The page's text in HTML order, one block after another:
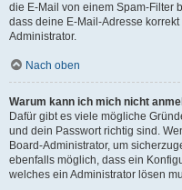
die E-Mail von einem Spam-Filter
dass deine E-Mail-Adresse
Administrator.
Nach oben
Warum kann ich mich nicht
Dafür gibt es viele mögliche
und dein Passwort richtig sind.
Board-Administrator, um
ebenfalls möglich, dass ein
welches ein Administrator lösen